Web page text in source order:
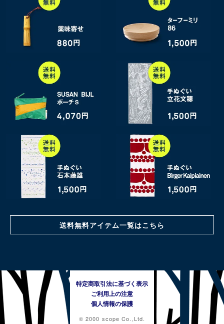
送料無料アイテム一覧はこちら
特定商取引法に基づく表示
ご利用上の注意
個人情報の保護
© 2000 scope Co.,Ltd.